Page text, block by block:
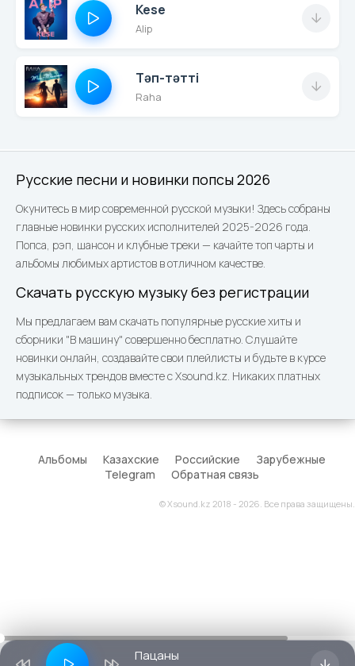
Русские песни и новинки попсы 2026
Окунитесь в мир современной русской музыки! Здесь собраны
главные новинки русских исполнителей 2025-2026 года.
Попса, рэп, шансон и клубные треки — качайте топ чарты и
альбомы любимых артистов в отличном качестве.
Скачать русскую музыку без регистрации
Мы предлагаем вам скачать популярные русские хиты и
сборники "В машину" совершенно бесплатно. Слушайте
новинки онлайн, создавайте свои плейлисты и будьте в курсе
музыкальных трендов вместе с Xsound.kz. Никаких платных
подписок — только музыка.
Kese
Alip
Тәп-тәтті
Raha
Альбомы Казахские Российские
Зарубежные
Telegram
Обратная связь
© Xsound.kz 2018 - 2026. Все права защищены.
Пацаны